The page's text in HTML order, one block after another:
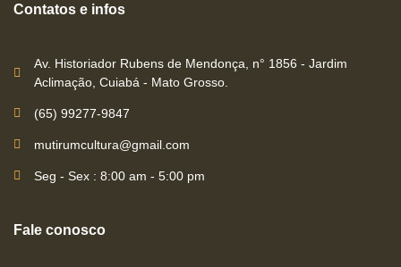
Contatos e infos
Av. Historiador Rubens de Mendonça, n° 1856 - Jardim
Aclimação, Cuiabá - Mato Grosso.
(65) 99277-9847
mutirumcultura@gmail.com
Seg - Sex : 8:00 am - 5:00 pm
Fale conosco